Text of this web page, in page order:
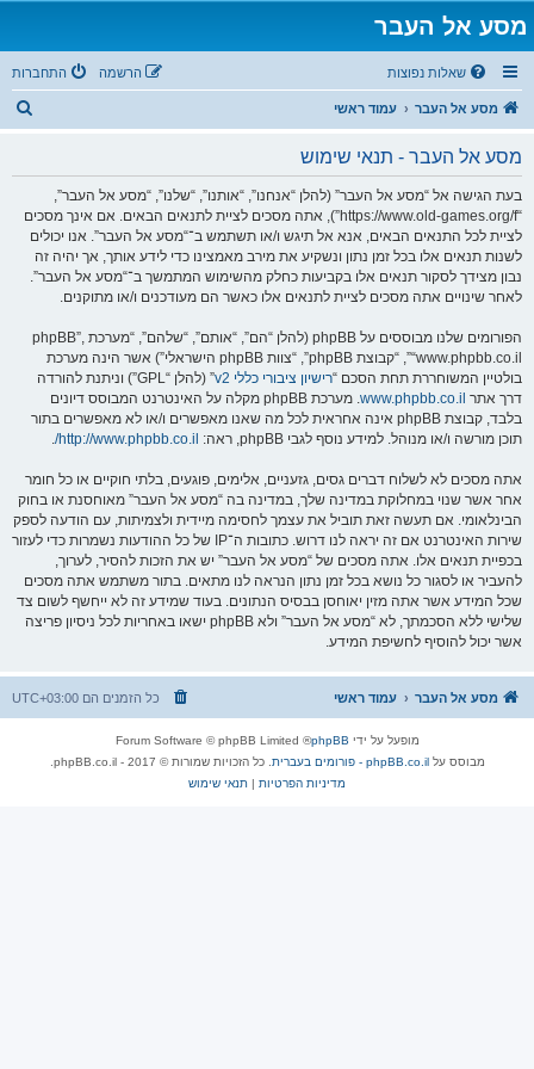
מסע אל העבר
שאלות נפוצות התחברות הרשמה
מסע אל העבר עמוד ראשי
מסע אל העבר - תנאי שימוש
בעת הגישה אל “מסע אל העבר” (להלן “אנחנו”, “אותנו”, “שלנו”, “מסע אל העבר”,
“https://www.old-games.org/f”), אתה מסכים לציית לתנאים הבאים. אם אינך מסכים
לציית לכל התנאים הבאים, אנא אל תיגש ו/או תשתמש ב־“מסע אל העבר”. אנו יכולים
לשנות תנאים אלו בכל זמן נתון ונשקיע את מירב מאמצינו כדי לידע אותך, אך יהיה זה
נבון מצידך לסקור תנאים אלו בקביעות כחלק מהשימוש המתמשך ב־“מסע אל העבר”.
לאחר שינויים אתה מסכים לציית לתנאים אלו כאשר הם מעודכנים ו/או מתוקנים.
הפורומים שלנו מבוססים על phpBB (להלן “הם”, “אותם”, “שלהם”, “מערכת phpBB”,
“www.phpbb.co.il”, “קבוצת phpBB”, “צוות phpBB הישראלי”) אשר הינה מערכת
בולטיין המשוחררת תחת הסכם “רישיון ציבורי כללי v2
” (להלן “GPL”) וניתנת להורדה
דרך אתר www.phpbb.co.il
. מערכת phpBB מקלה על האינטרנט המבוסס דיונים
בלבד, קבוצת phpBB אינה אחראית לכל מה שאנו מאפשרים ו/או לא מאפשרים בתור
תוכן מורשה ו/או מנוהל. למידע נוסף לגבי phpBB, ראה:
http://www.phpbb.co.il/
.
אתה מסכים לא לשלוח דברים גסים, גזעניים, אלימים, פוגעים, בלתי חוקיים או כל חומר
אחר אשר שנוי במחלוקת במדינה שלך, במדינה בה “מסע אל העבר” מאוחסנת או בחוק
הבינלאומי. אם תעשה זאת תוביל את עצמך לחסימה מיידית ולצמיתות, עם הודעה לספק
שירות האינטרנט אם זה יראה לנו דרוש. כתובות ה־IP של כל ההודעות נשמרות כדי לעזור
בכפיית תנאים אלו. אתה מסכים של “מסע אל העבר” יש את הזכות להסיר, לערוך,
להעביר או לסגור כל נושא בכל זמן נתון הנראה לנו מתאים. בתור משתמש אתה מסכים
שכל המידע אשר אתה מזין יאוחסן בבסיס הנתונים. בעוד שמידע זה לא ייחשף לשום צד
שלישי ללא הסכמתך, לא “מסע אל העבר” ולא phpBB ישאו באחריות לכל ניסיון פריצה
אשר יכול להוסיף לחשיפת המידע.
מסע אל העבר עמוד ראשי כל הזמנים הם UTC+03:00
מופעל על ידי phpBB
® Forum Software © phpBB Limited
מבוסס עלphpBB.co.il - פורומים בעברית
. כל הזכויות שמורות © 2017 - phpBB.co.il.
מדיניות הפרטיות | תנאי שימוש